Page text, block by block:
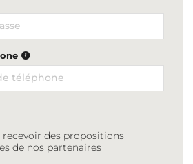
recevoir des propositions
de nos partenaires